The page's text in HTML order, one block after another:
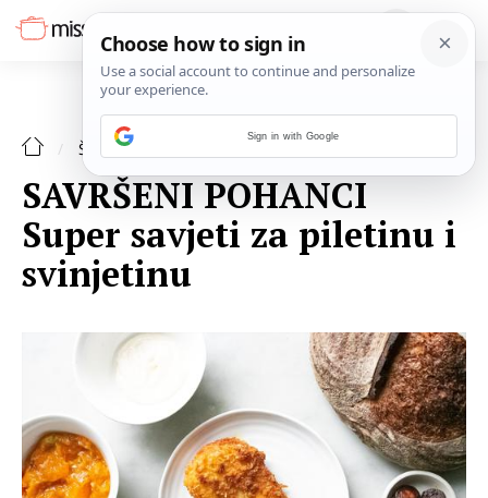
ŠPAJZA
SAVRŠENI POHANCI
Super savjeti za piletinu i
svinjetinu
Sign in with Google